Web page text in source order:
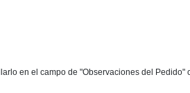
en el campo de "Observaciones del